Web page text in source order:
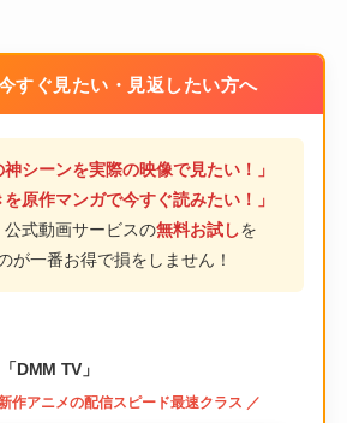
すぐ見たい・見返したい方へ
神シーンを実際の映像で見たい！」
を原作マンガで今すぐ読みたい！」
公式動画サービスの無料お試しを
が一番お得で損をしません！
DMM TV」
作アニメの配信スピード最速クラス ／